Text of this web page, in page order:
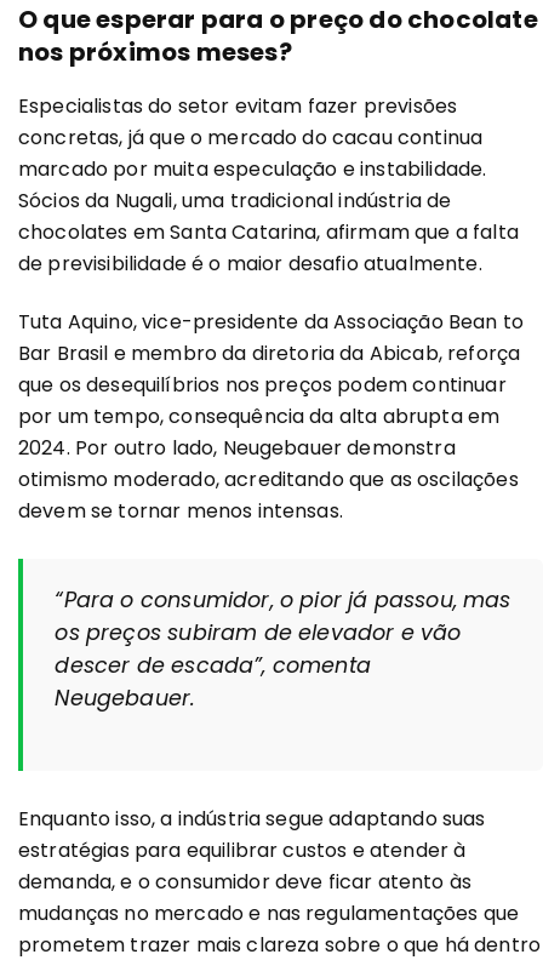
O que esperar para o preço do chocolate
nos próximos meses?
Especialistas do setor evitam fazer previsões
concretas, já que o mercado do cacau continua
marcado por muita especulação e instabilidade.
Sócios da Nugali, uma tradicional indústria de
chocolates em Santa Catarina, afirmam que a falta
de previsibilidade é o maior desafio atualmente.
Tuta Aquino, vice-presidente da Associação Bean to
Bar Brasil e membro da diretoria da Abicab, reforça
que os desequilíbrios nos preços podem continuar
por um tempo, consequência da alta abrupta em
2024. Por outro lado, Neugebauer demonstra
otimismo moderado, acreditando que as oscilações
devem se tornar menos intensas.
“Para o consumidor, o pior já passou, mas
os preços subiram de elevador e vão
descer de escada”, comenta
Neugebauer.
Enquanto isso, a indústria segue adaptando suas
estratégias para equilibrar custos e atender à
demanda, e o consumidor deve ficar atento às
mudanças no mercado e nas regulamentações que
prometem trazer mais clareza sobre o que há dentro